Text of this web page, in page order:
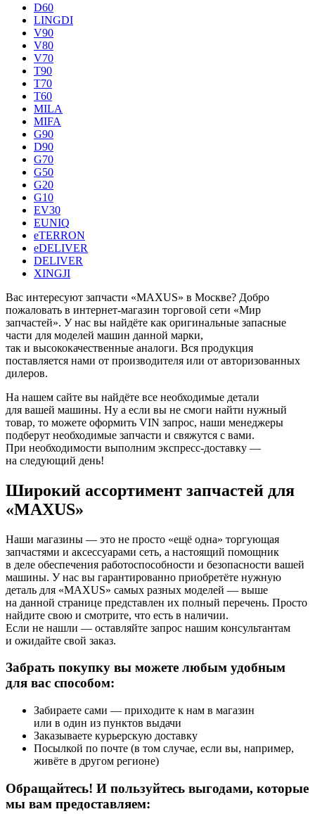
D60
LINGDI
V90
V80
V70
T90
T70
T60
MILA
MIFA
G90
D90
G70
G50
G20
G10
EV30
EUNIQ
eTERRON
eDELIVER
DELIVER
XINGJI
Вас интересуют запчасти «MAXUS» в Москве? Добро
пожаловать в интернет-магазин торговой сети «Мир
запчастей». У нас вы найдёте как оригинальные запасные
части для моделей машин данной марки,
так и высококачественные аналоги. Вся продукция
поставляется нами от производителя или от авторизованных
дилеров.
На нашем сайте вы найдёте все необходимые детали
для вашей машины. Ну а если вы не смоги найти нужный
товар, то можете оформить VIN запрос, наши менеджеры
подберут необходимые запчасти и свяжутся с вами.
При необходимости выполним экспресс-доставку —
на следующий день!
Широкий ассортимент запчастей для
«MAXUS»
Наши магазины — это не просто «ещё одна» торгующая
запчастями и аксессуарами сеть, а настоящий помощник
в деле обеспечения работоспособности и безопасности вашей
машины. У нас вы гарантированно приобретёте нужную
деталь для «MAXUS» самых разных моделей — выше
на данной странице представлен их полный перечень. Просто
найдите свою и смотрите, что есть в наличии.
Если не нашли — оставляйте запрос нашим консультантам
и ожидайте свой заказ.
Забрать покупку вы можете любым удобным
для вас способом:
Забираете сами — приходите к нам в магазин
или в один из пунктов выдачи
Заказываете курьерскую доставку
Посылкой по почте (в том случае, если вы, например,
живёте в другом регионе)
Обращайтесь! И пользуйтесь выгодами, которые
мы вам предоставляем: